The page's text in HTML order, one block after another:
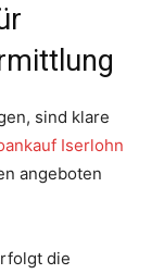
sind klare
Iserlohn
angeboten
die